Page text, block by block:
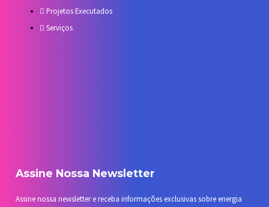
Projetos Executados
Serviços
Assine Nossa Newsletter
Assine nossa newsletter e receba informações exclusivas sobre energia